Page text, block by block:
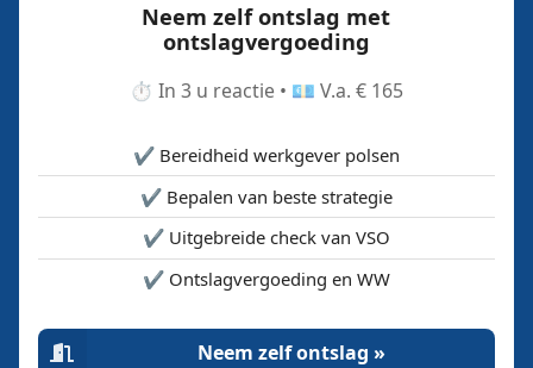
Neem zelf ontslag met
ontslagvergoeding
⏱️ In 3 u reactie • 💶 V.a. € 165
✔️ Bereidheid werkgever polsen
✔️ Bepalen van beste strategie
✔️ Uitgebreide check van VSO
✔️ Ontslagvergoeding en WW
Neem zelf ontslag »